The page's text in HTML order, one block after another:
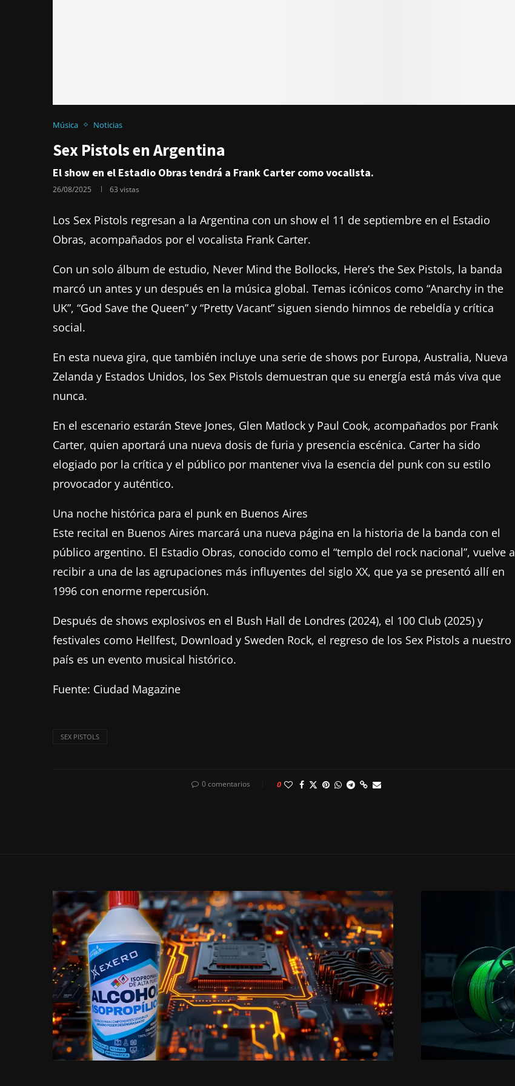
Música Noticias
Sex Pistols en Argentina
El show en el Estadio Obras tendrá a Frank Carter como vocalista.
26/08/2025 63 vistas
Los Sex Pistols regresan a la Argentina con un show el 11 de septiembre en el Estadio
Obras, acompañados por el vocalista Frank Carter.
Con un solo álbum de estudio, Never Mind the Bollocks, Here’s the Sex Pistols, la banda
marcó un antes y un después en la música global. Temas icónicos como “Anarchy in the
UK”, “God Save the Queen” y “Pretty Vacant” siguen siendo himnos de rebeldía y crítica
social.
En esta nueva gira, que también incluye una serie de shows por Europa, Australia, Nueva
Zelanda y Estados Unidos, los Sex Pistols demuestran que su energía está más viva que
nunca.
En el escenario estarán Steve Jones, Glen Matlock y Paul Cook, acompañados por Frank
Carter, quien aportará una nueva dosis de furia y presencia escénica. Carter ha sido
elogiado por la crítica y el público por mantener viva la esencia del punk con su estilo
provocador y auténtico.
Una noche histórica para el punk en Buenos Aires
Este recital en Buenos Aires marcará una nueva página en la historia de la banda con el
público argentino. El Estadio Obras, conocido como el “templo del rock nacional”, vuelve a
recibir a una de las agrupaciones más influyentes del siglo XX, que ya se presentó allí en
1996 con enorme repercusión.
Después de shows explosivos en el Bush Hall de Londres (2024), el 100 Club (2025) y
festivales como Hellfest, Download y Sweden Rock, el regreso de los Sex Pistols a nuestro
país es un evento musical histórico.
Fuente: Ciudad Magazine
SEX PISTOLS
0 comentarios 0